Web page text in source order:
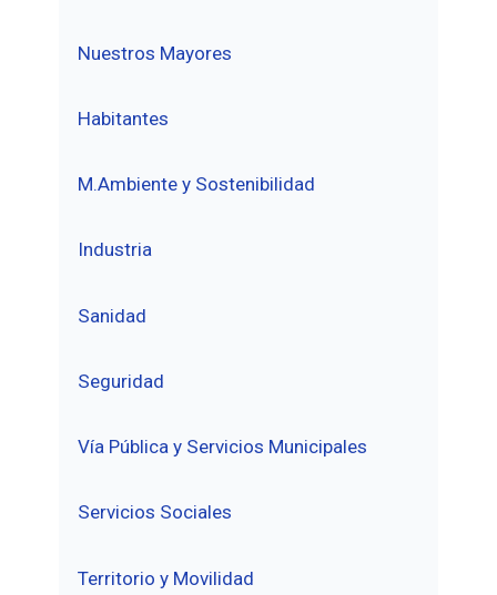
Nuestros Mayores
Habitantes
M.Ambiente y Sostenibilidad
Industria
Sanidad
Seguridad
Vía Pública y Servicios Municipales
Servicios Sociales
Territorio y Movilidad